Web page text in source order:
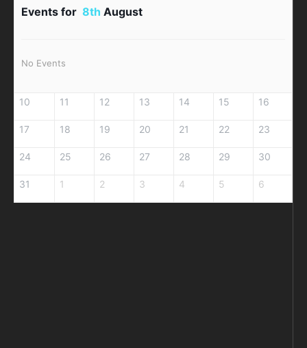
Events for 8th August
No Events
10 11 12 13 14 15 16
17 18 19 20 21 22 23
24 25 26 27 28 29 30
31 1 2 3 4 5 6